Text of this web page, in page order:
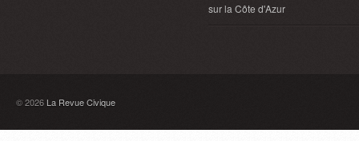
sur la Côte d'Azur
© 2026 La Revue Civique